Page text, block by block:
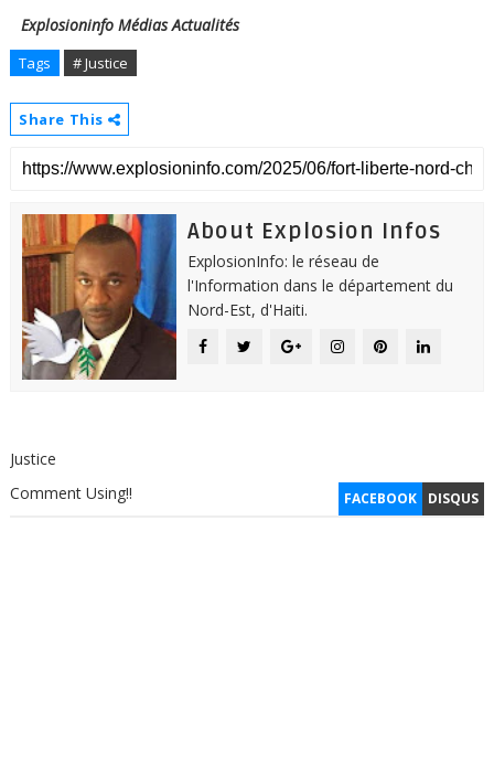
Explosioninfo Médias Actualités
Tags # Justice
Share This
About Explosion Infos
ExplosionInfo: le réseau de
l'Information dans le département du
Nord-Est, d'Haiti.
Justice
FACEBOOK DISQUS
Comment Using!!